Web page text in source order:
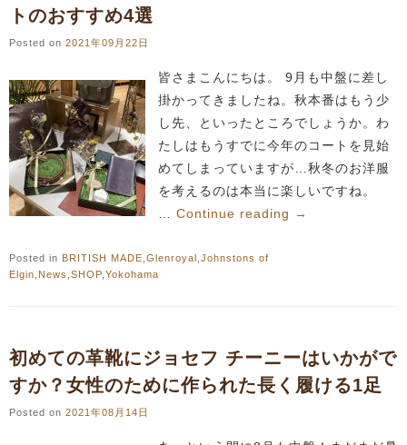
トのおすすめ4選
Posted on 2021年09月22日
皆さまこんにちは。 9月も中盤に差し
掛かってきましたね。秋本番はもう少
し先、といったところでしょうか。わ
たしはもうすでに今年のコートを見始
めてしまっていますが…秋冬のお洋服
を考えるのは本当に楽しいですね。
Continue reading →
Posted in BRITISH MADE Glenroyal Johnstons of
Elgin News SHOP Yokohama
初めての革靴にジョセフ チーニーはいかがで
すか？女性のために作られた長く履ける1足
Posted on 2021年08月14日